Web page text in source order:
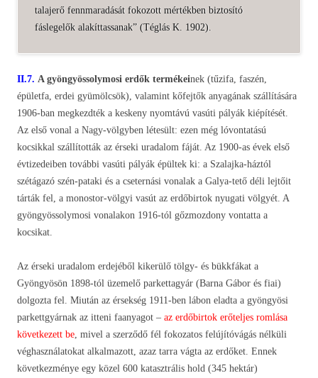
talajerő fennmaradását fokozott mértékben biztosító
fáslegelők alakíttassanak” (Téglás K. 1902).
II.7. A gyöngyössolymosi erdők termékeinek (tűzifa, faszén,
épületfa, erdei gyümölcsök), valamint kőfejtők anyagának szállítására
1906-ban megkezdték a keskeny nyomtávú vasúti pályák kiépítését.
Az első vonal a Nagy-völgyben létesült: ezen még lóvontatású
kocsikkal szállították az érseki uradalom fáját. Az 1900-as évek első
évtizedeiben további vasúti pályák épültek ki: a Szalajka-háztól
szétágazó szén-pataki és a cseternási vonalak a Galya-tető déli lejtőit
tárták fel, a monostor-völgyi vasút az erdőbirtok nyugati völgyét. A
gyöngyössolymosi vonalakon 1916-tól gőzmozdony vontatta a
kocsikat.
Az érseki uradalom erdejéből kikerülő tölgy- és bükkfákat a
Gyöngyösön 1898-tól üzemelő parkettagyár (Barna Gábor és fiai)
dolgozta fel. Miután az érsekség 1911-ben lábon eladta a gyöngyösi
parkettgyárnak az itteni faanyagot – az erdőbirtok erőteljes romlása
következett be, mivel a szerződő fél fokozatos felújítóvágás nélküli
véghasználatokat alkalmazott, azaz tarra vágta az erdőket. Ennek
következménye egy közel 600 katasztrális hold (345 hektár)